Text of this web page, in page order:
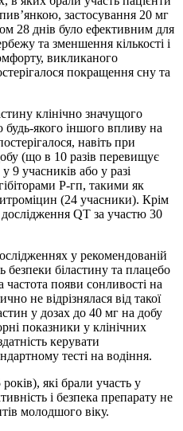
застосування 20 мг
28 днів було ефективним для
та зменшення кількості і
викликаного
покращення сну та
клінічно значущого
якого іншого впливу на
навіть при
(що в 10 разів перевищує
9 учасників або у разі
P-гп, такими як
(24 учасники). Крім
QT за участю 30
у рекомендованій
безпеки біластину та плацебо
появи сонливості на
не відрізнялася від такої
у дозах до 40 мг на добу
показники у клінічних
керувати
тесті на водіння.
які брали участь у
і безпека препарату не
молодшого віку.